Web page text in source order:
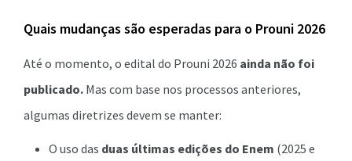
Quais mudanças são esperadas para o Prouni 2026
Até o momento, o edital do Prouni 2026 ainda não foi
publicado. Mas com base nos processos anteriores,
algumas diretrizes devem se manter:
O uso das duas últimas edições do Enem (2025 e